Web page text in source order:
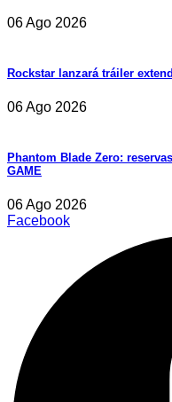
06 Ago 2026
Rockstar lanzará tráiler
06 Ago 2026
Phantom Blade Zero:
GAME
06 Ago 2026
Facebook